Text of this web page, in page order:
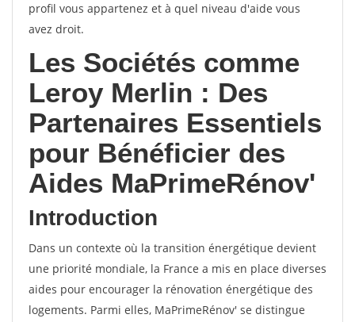
profil vous appartenez et à quel niveau d'aide vous
avez droit.
Les Sociétés comme
Leroy Merlin : Des
Partenaires Essentiels
pour Bénéficier des
Aides MaPrimeRénov'
Introduction
Dans un contexte où la transition énergétique devient
une priorité mondiale, la France a mis en place diverses
aides pour encourager la rénovation énergétique des
logements. Parmi elles, MaPrimeRénov' se distingue